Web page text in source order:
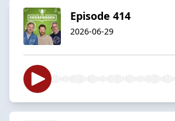
Episode 414
2026-06-29